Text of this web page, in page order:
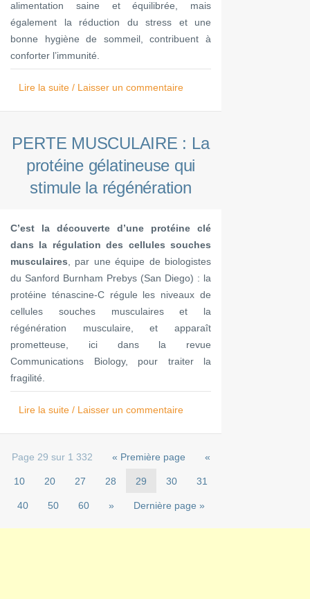
alimentation saine et équilibrée, mais
également la réduction du stress et une
bonne hygiène de sommeil, contribuent à
conforter l’immunité.
Lire la suite / Laisser un commentaire
PERTE MUSCULAIRE : La
protéine gélatineuse qui
stimule la régénération
C’est la découverte d’une protéine clé
dans la régulation des cellules souches
musculaires , par une équipe de biologistes
du Sanford Burnham Prebys (San Diego) : la
protéine ténascine-C régule les niveaux de
cellules souches musculaires et la
régénération musculaire, et apparaît
prometteuse, ici dans la revue
Communications Biology, pour traiter la
fragilité.
Lire la suite / Laisser un commentaire
Page 29 sur 1 332 « Première page «
10 20 27 28 29 30 31
40 50 60 » Dernière page »